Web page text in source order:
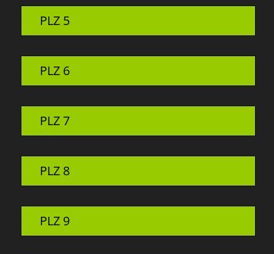
PLZ 5
PLZ 6
PLZ 7
PLZ 8
PLZ 9